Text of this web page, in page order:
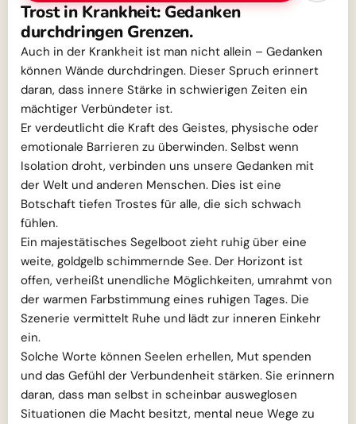
Trost in Krankheit: Gedanken
durchdringen Grenzen.
Auch in der Krankheit ist man nicht allein – Gedanken
können Wände durchdringen. Dieser Spruch erinnert
daran, dass innere Stärke in schwierigen Zeiten ein
mächtiger Verbündeter ist.
Er verdeutlicht die Kraft des Geistes, physische oder
emotionale Barrieren zu überwinden. Selbst wenn
Isolation droht, verbinden uns unsere Gedanken mit
der Welt und anderen Menschen. Dies ist eine
Botschaft tiefen Trostes für alle, die sich schwach
fühlen.
Ein majestätisches Segelboot zieht ruhig über eine
weite, goldgelb schimmernde See. Der Horizont ist
offen, verheißt unendliche Möglichkeiten, umrahmt von
der warmen Farbstimmung eines ruhigen Tages. Die
Szenerie vermittelt Ruhe und lädt zur inneren Einkehr
ein.
Solche Worte können Seelen erhellen, Mut spenden
und das Gefühl der Verbundenheit stärken. Sie erinnern
daran, dass man selbst in scheinbar ausweglosen
Situationen die Macht besitzt, mental neue Wege zu